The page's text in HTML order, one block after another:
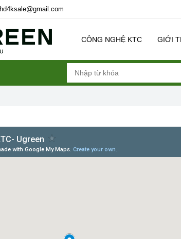
hd4ksale@gmail.com
CÔNG NGHỆ KTC GIỚI